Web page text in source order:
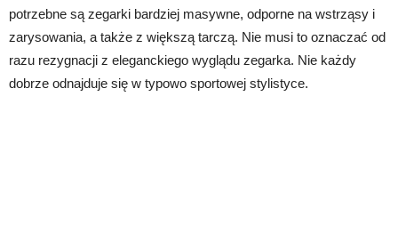
potrzebne są zegarki bardziej masywne, odporne na wstrząsy i
zarysowania, a także z większą tarczą. Nie musi to oznaczać od
razu rezygnacji z eleganckiego wyglądu zegarka. Nie każdy
dobrze odnajduje się w typowo sportowej stylistyce.